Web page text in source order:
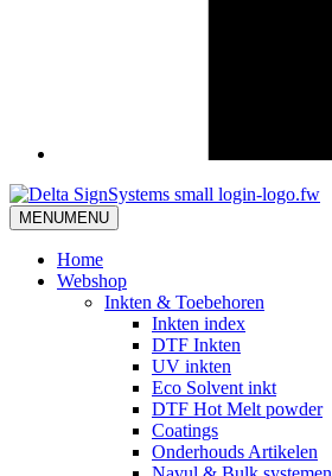
MENUMENU
Home
Webshop
Inkten & Toebehoren
Inkten index
DTF Inkten
UV inkten
Eco Solvent inkt
DTF Hot Melt powder
Coatings
Onderhouds Artikelen